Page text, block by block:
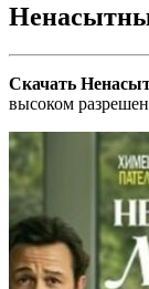
Скачать
высоком